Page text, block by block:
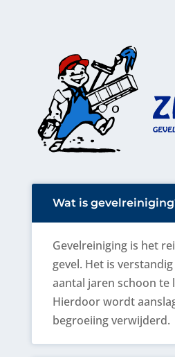
Wat is
Gevelreinigingis het
gevel. Het is
aantal jaren schoon te
Hierdoor wordt
begroeiing verwijderd.